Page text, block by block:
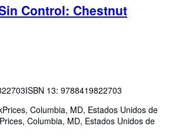
Control: Chestnut
ISBN 13: 9788419822703
Columbia, MD, Estados Unidos de
, Columbia, MD, Estados Unidos de